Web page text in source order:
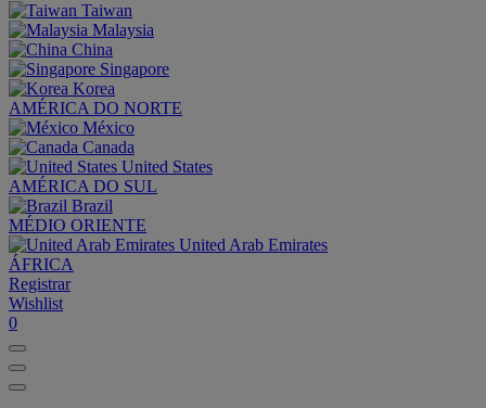
Taiwan
Malaysia
China
Singapore
Korea
AMÉRICA DO NORTE
México
Canada
United States
AMÉRICA DO SUL
Brazil
MÉDIO ORIENTE
United Arab Emirates
ÁFRICA
Registrar
Wishlist
0